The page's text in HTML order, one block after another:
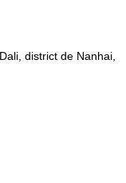
district de Nanhai,